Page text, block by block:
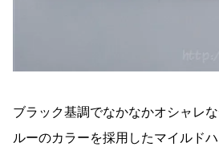
ブラック基調でなかなかオシャレ
ルーのカラーを採用したマイルド